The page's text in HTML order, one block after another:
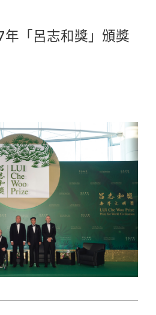
年「呂志和獎」頒獎